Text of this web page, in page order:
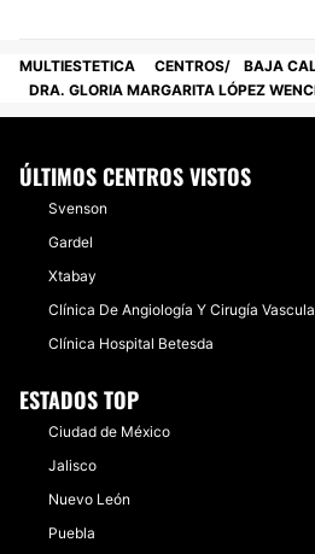
MULTIESTETICA CENTROS BAJA
DRA. GLORIA MARGARITA LÓPEZ
ÚLTIMOS CENTROS VISTOS
Svenson
Gardel
Xtabay
Clínica De Angiología Y Cirugía
Clínica Hospital Betesda
ESTADOS TOP
Ciudad de México
Jalisco
Nuevo León
Puebla